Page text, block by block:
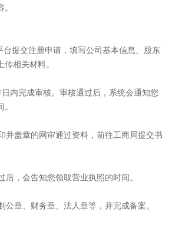
提交注册申请，填写公司基本信息、股东
相关材料。
内完成审核。审核通过后，系统会通知您
盖章的网审通过资料，前往工商局提交书
，会告知您领取营业执照的时间。
章、财务章、法人章等，并完成备案。